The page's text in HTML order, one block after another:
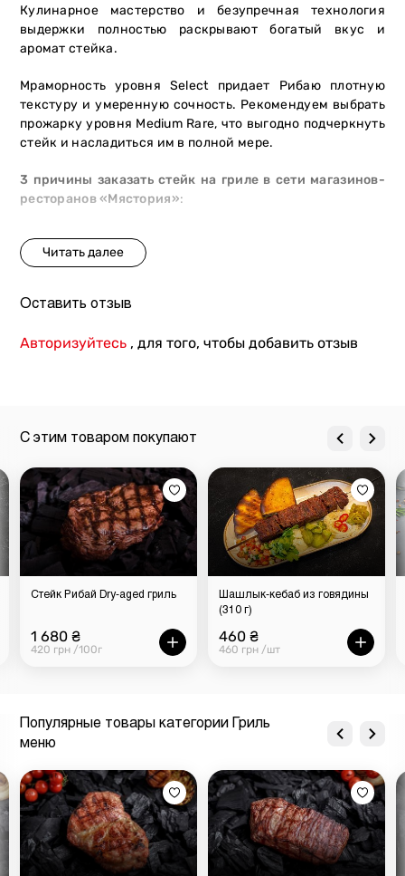
Кулинарное мастерство и безупречная технология
выдержки полностью раскрывают богатый вкус и
аромат стейка.
Мраморность уровня Select придает Рибаю плотную
текстуру и умеренную сочность. Рекомендуем выбрать
прожарку уровня Medium Rare, что выгодно подчеркнуть
стейк и насладиться им в полной мере.
3 причины заказать стейк на гриле в сети магазинов-
ресторанов «Мястория»:
премиальный продукт. Мы получаем сырье от
сертифицированных поставщиков. Животные
мяса;
безопасность и качество. При откорме не
используются гормоны роста, ГМО или антибиотики.
прожарки и наши повара приготовят самый вкусный
Заказывайте стейк Стриплойн гриль от «Мястории» и
выбирайте любимый вид прожарки, чтобы мы доставили
блюдо по вашему адресу в Киеве. Повара «Мястории»
приготовят стейк с учетом ваших пожеланий и бережно
упакуют его, чтобы он гарантированно попал на ваш
Оставить отзыв
Авторизуйтесь , для того, чтобы добавить отзыв
С этим товаром покупают
Стейк Рибай Dry-aged гриль
1 680 ₴
420 грн /100г
Шашлык-кебаб из говядины
(310 г)
460 ₴
460 грн /шт
Популярные товары категории Гриль
меню